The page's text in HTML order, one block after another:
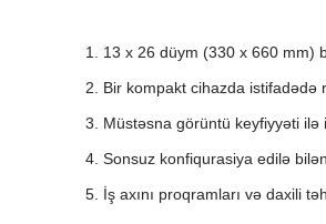
13 x 26 düym (330 x 660 mm)
Bir kompakt cihazda istifadədə
Müstəsna görüntü keyfiyyəti ilə
Sonsuz konfiqurasiya edilə
İş axını proqramları və daxili